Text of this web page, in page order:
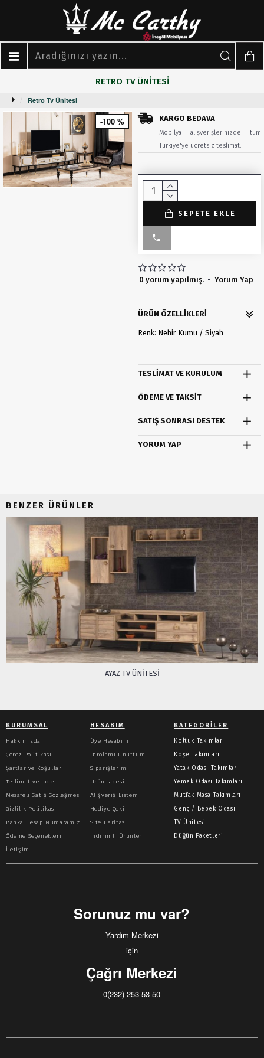
Retro Tv Ünitesi
RETRO TV ÜNITESI
-100 % KARGO BEDAVA
Mobilya alışverişlerinizde tüm
Türkiye'ye ücretsiz teslimat.
0 yorum yapılmış. - Yorum Yap
SEPETE EKLE
ÜRÜN ÖZELLIKLERI
Renk: Nehir Kumu / Siyah
TESLIMAT VE KURULUM
ÖDEME VE TAKSIT
SATIŞ SONRASI DESTEK
YORUM YAP
BENZER ÜRÜNLER
AYAZ TV ÜNITESI
KURUMSAL
Hakkımızda
Çerez Politikası
Şartlar ve Koşullar
Teslimat ve İade
Mesafeli Satış Sözleşmesi
Gizlilik Politikası
Banka Hesap Numaramız
Ödeme Seçenekleri
İletişim
HESABIM
Üye Hesabım
Parolamı Unuttum
Siparişlerim
Ürün İadesi
Alışveriş Listem
Hediye Çeki
Site Haritası
İndirimli Ürünler
KATEGORILER
Koltuk Takımları
Köşe Takımları
Yatak Odası Takımları
Yemek Odası Takımları
Mutfak Masa Takımları
Genç / Bebek Odası
TV Ünitesi
Düğün Paketleri
Sorunuz mu var?
Yardım Merkezi
için
Çağrı Merkezi
0(232) 253 53 50